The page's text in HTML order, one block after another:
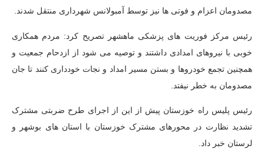
مصدومان اعزام و فوتی ها نیز توسط آمبولانس شهرداری منتقل شدند.
رئیس مرکز فوریت های پزشکی ماهشهر تصریح کرد: مردم همکاری
خوبی با نیروهای امدادی داشتند و توصیه می شود از ازدحام جمعیت و
همچنین تجمع خودروها و بستن مسیر امداد و نجات خودداری کنند تا جان
مصدومان به خطر نیفتد.
رئیس پلیس راه خوزستان پیش از این از اجرای طرح ضربتی مشترک
تشدید نظارت در محورهای مشترک خوزستان با استان های بوشهر و
لرستان خبر داد.